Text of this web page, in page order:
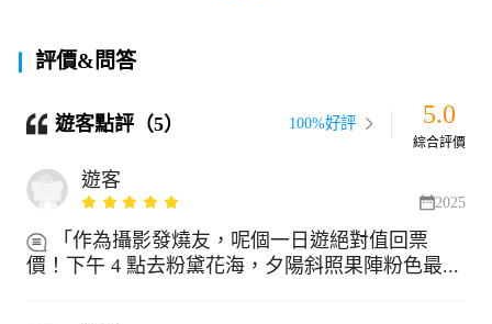
評價&問答
遊客點評（5） 100%好評 5.0
綜合評價
遊客
2025
「作為攝影發燒友，呢個一日遊絕對值回票
價！下午 4 點去粉黛花海，夕陽斜照果陣粉色最...